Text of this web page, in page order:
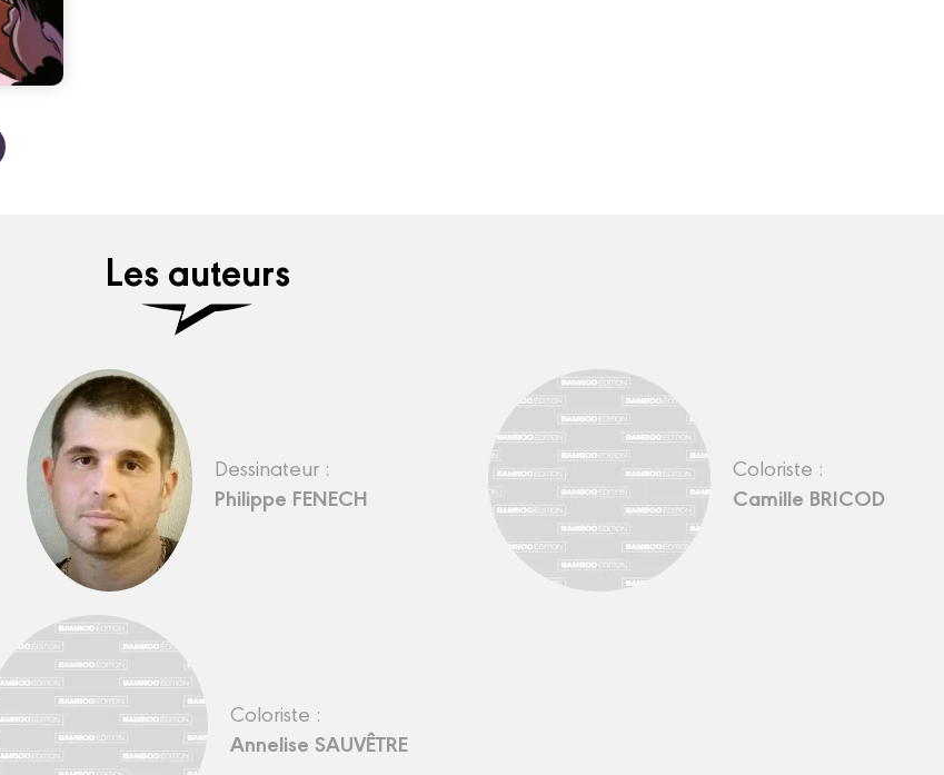
Les auteurs
Dessinateur :
Philippe FENECH
Coloriste :
Camille BRICOD
Coloriste :
Annelise SAUVÊTRE